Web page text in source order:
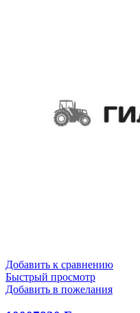
Добавить к сравнению
Быстрый просмотр
Добавить в пожелания